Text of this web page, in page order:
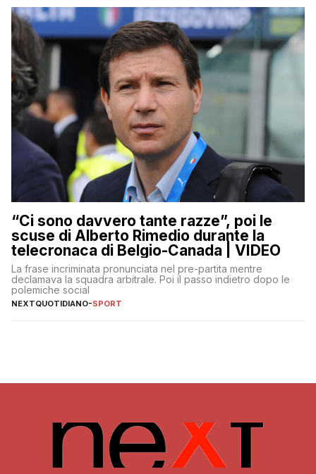
“Ci sono davvero tante razze”, poi le
scuse di Alberto Rimedio durante la
telecronaca di Belgio-Canada | VIDEO
La frase incriminata pronunciata nel pre-partita mentre
declamava la squadra arbitrale. Poi il passo indietro dopo le
polemiche social
NEXTQUOTIDIANO-SPORT